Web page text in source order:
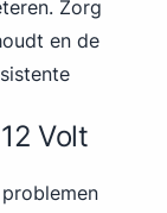
Zorg
en de
Volt